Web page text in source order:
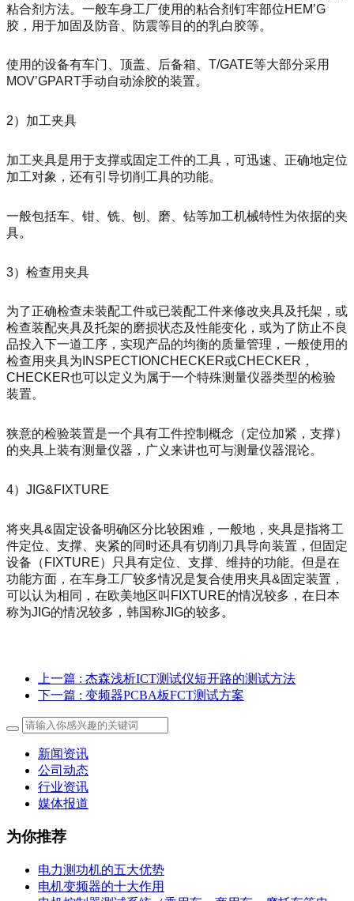
粘合剂方法。一般车身工厂使用的粘合剂钉牢部位HEM’G
胶，用于加固及防音、防震等目的的乳白胶等。
使用的设备有车门、顶盖、后备箱、 T/GATE等大部分采用
MOV’GPART手动自动涂胶的装置。
2）加工夹具
加工夹具是用于支撑或固定工件的工具，可迅速、正确地定位
加工对象，还有引导切削工具的功能。
一般包括车、钳、铣、刨、磨、钻等加工机械特性为依据的夹
具。
3）检查用夹具
为了正确检查未装配工件或已装配工件来修改夹具及托架，或
检查装配夹具及托架的磨损状态及性能变化，或为了防止不良
品投入下一道工序，实现产品的均衡的质量管理，一般使用的
检查用夹具为 INSPECTIONCHECKER或CHECKER ，
CHECKER也可以定义为属于一个特殊测量仪器类型的检验
装置。
狭意的检验装置是一个具有工件控制概念（定位加紧，支撑）
的夹具上装有测量仪器，广义来讲也可与测量仪器混论。
4） JIG&FIXTURE
将夹具&固定设备明确区分比较困难，一般地，夹具是指将工
件定位、支撑、夹紧的同时还具有切削刀具导向装置，但固定
设备（ FIXTURE）只具有定位、支撑、维持的功能。但是在
功能方面，在车身工厂较多情况是复合使用夹具&固定装置，
可以认为相同，在欧美地区叫 FIXTURE的情况较多，在日本
称为JIG的情况较多，韩国称JIG的较多。
上一篇 : 杰森浅析ICT测试仪短开路的测试方法
下一篇 : 变频器PCBA板FCT测试方案
新闻资讯
公司动态
行业资讯
媒体报道
为你推荐
电力测功机的五大优势
电机变频器的十大作用